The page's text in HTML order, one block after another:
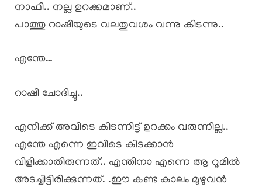
നാഫി.. നല്ല ഉറക്കമാണ്..
പാത്തു റാഷിയുടെ വലതുവശം വന്നു കിടന്നു..
എന്തേ…
റാഷി ചോദിച്ചു..
എനിക്ക് അവിടെ കിടന്നിട്ട് ഉറക്കം വരുന്നില്ല..
എന്തേ എന്നെ ഇവിടെ കിടക്കാൻ
വിളിക്കാതിരുന്നത്.. എന്തിനാ എന്നെ ആ റൂമിൽ
അടച്ചിട്ടിരിക്കുന്നത്. .ഈ കണ്ട കാലം മുഴുവൻ